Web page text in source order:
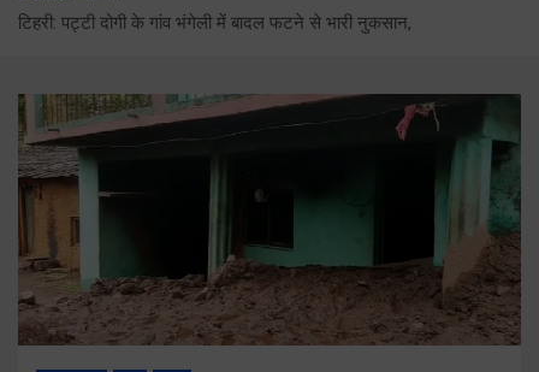
टिहरी: पट्टी दोगी के गांव भंगेली में बादल फटने से भारी नुकसान,